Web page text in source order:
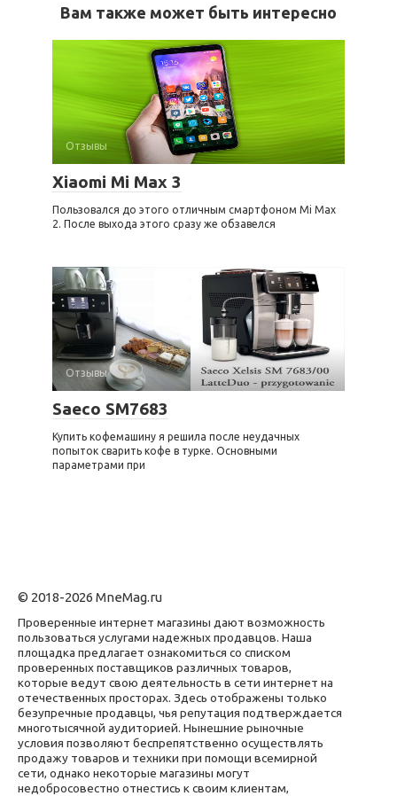
Вам также может быть интересно
Отзывы
Xiaomi Mi Max 3
Пользовался до этого отличным смартфоном Mi Max
2. После выхода этого сразу же обзавелся
Отзывы
Saeco SM7683
Купить кофемашину я решила после неудачных
попыток сварить кофе в турке. Основными
параметрами при
© 2018-2026 MneMag.ru
Проверенные интернет магазины дают возможность
пользоваться услугами надежных продавцов. Наша
площадка предлагает ознакомиться со списком
проверенных поставщиков различных товаров,
которые ведут свою деятельность в сети интернет на
отечественных просторах. Здесь отображены только
безупречные продавцы, чья репутация подтверждается
многотысячной аудиторией. Нынешние рыночные
условия позволяют беспрепятственно осуществлять
продажу товаров и техники при помощи всемирной
сети, однако некоторые магазины могут
недобросовестно отнестись к своим клиентам,